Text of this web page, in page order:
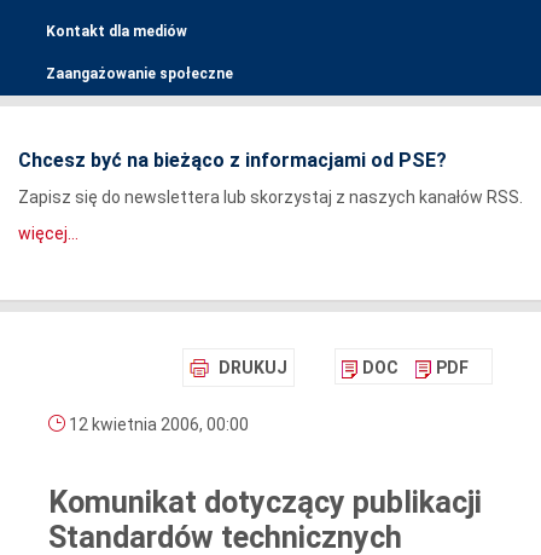
Kontakt dla mediów
Zaangażowanie społeczne
Chcesz być na bieżąco z informacjami od PSE?
Zapisz się do newslettera lub skorzystaj z naszych kanałów RSS.
więcej...
DRUKUJ DOC PDF
12 kwietnia 2006, 00:00
Komunikat dotyczący publikacji
Standardów technicznych